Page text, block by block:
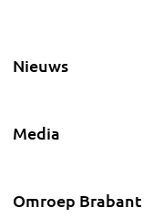
Nieuws
Media
Omroep Brabant